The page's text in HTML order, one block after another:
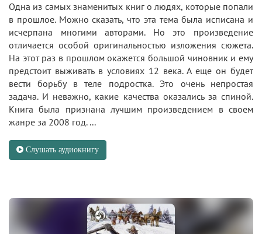
Одна из самых знаменитых книг о людях, которые попали
в прошлое. Можно сказать, что эта тема была исписана и
исчерпана многими авторами. Но это произведение
отличается особой оригинальностью изложения сюжета.
На этот раз в прошлом окажется большой чиновник и ему
предстоит выживать в условиях 12 века. А еще он будет
вести борьбу в теле подростка. Это очень непростая
задача. И неважно, какие качества оказались за спиной.
Книга была признана лучшим произведением в своем
жанре за 2008 год. ...
Слушать аудиокнигу